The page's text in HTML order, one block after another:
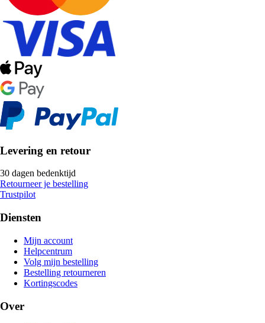
Levering en retour
30 dagen bedenktijd
Retourneer je bestelling
Trustpilot
Diensten
Mijn account
Helpcentrum
Volg mijn bestelling
Bestelling retourneren
Kortingscodes
Over